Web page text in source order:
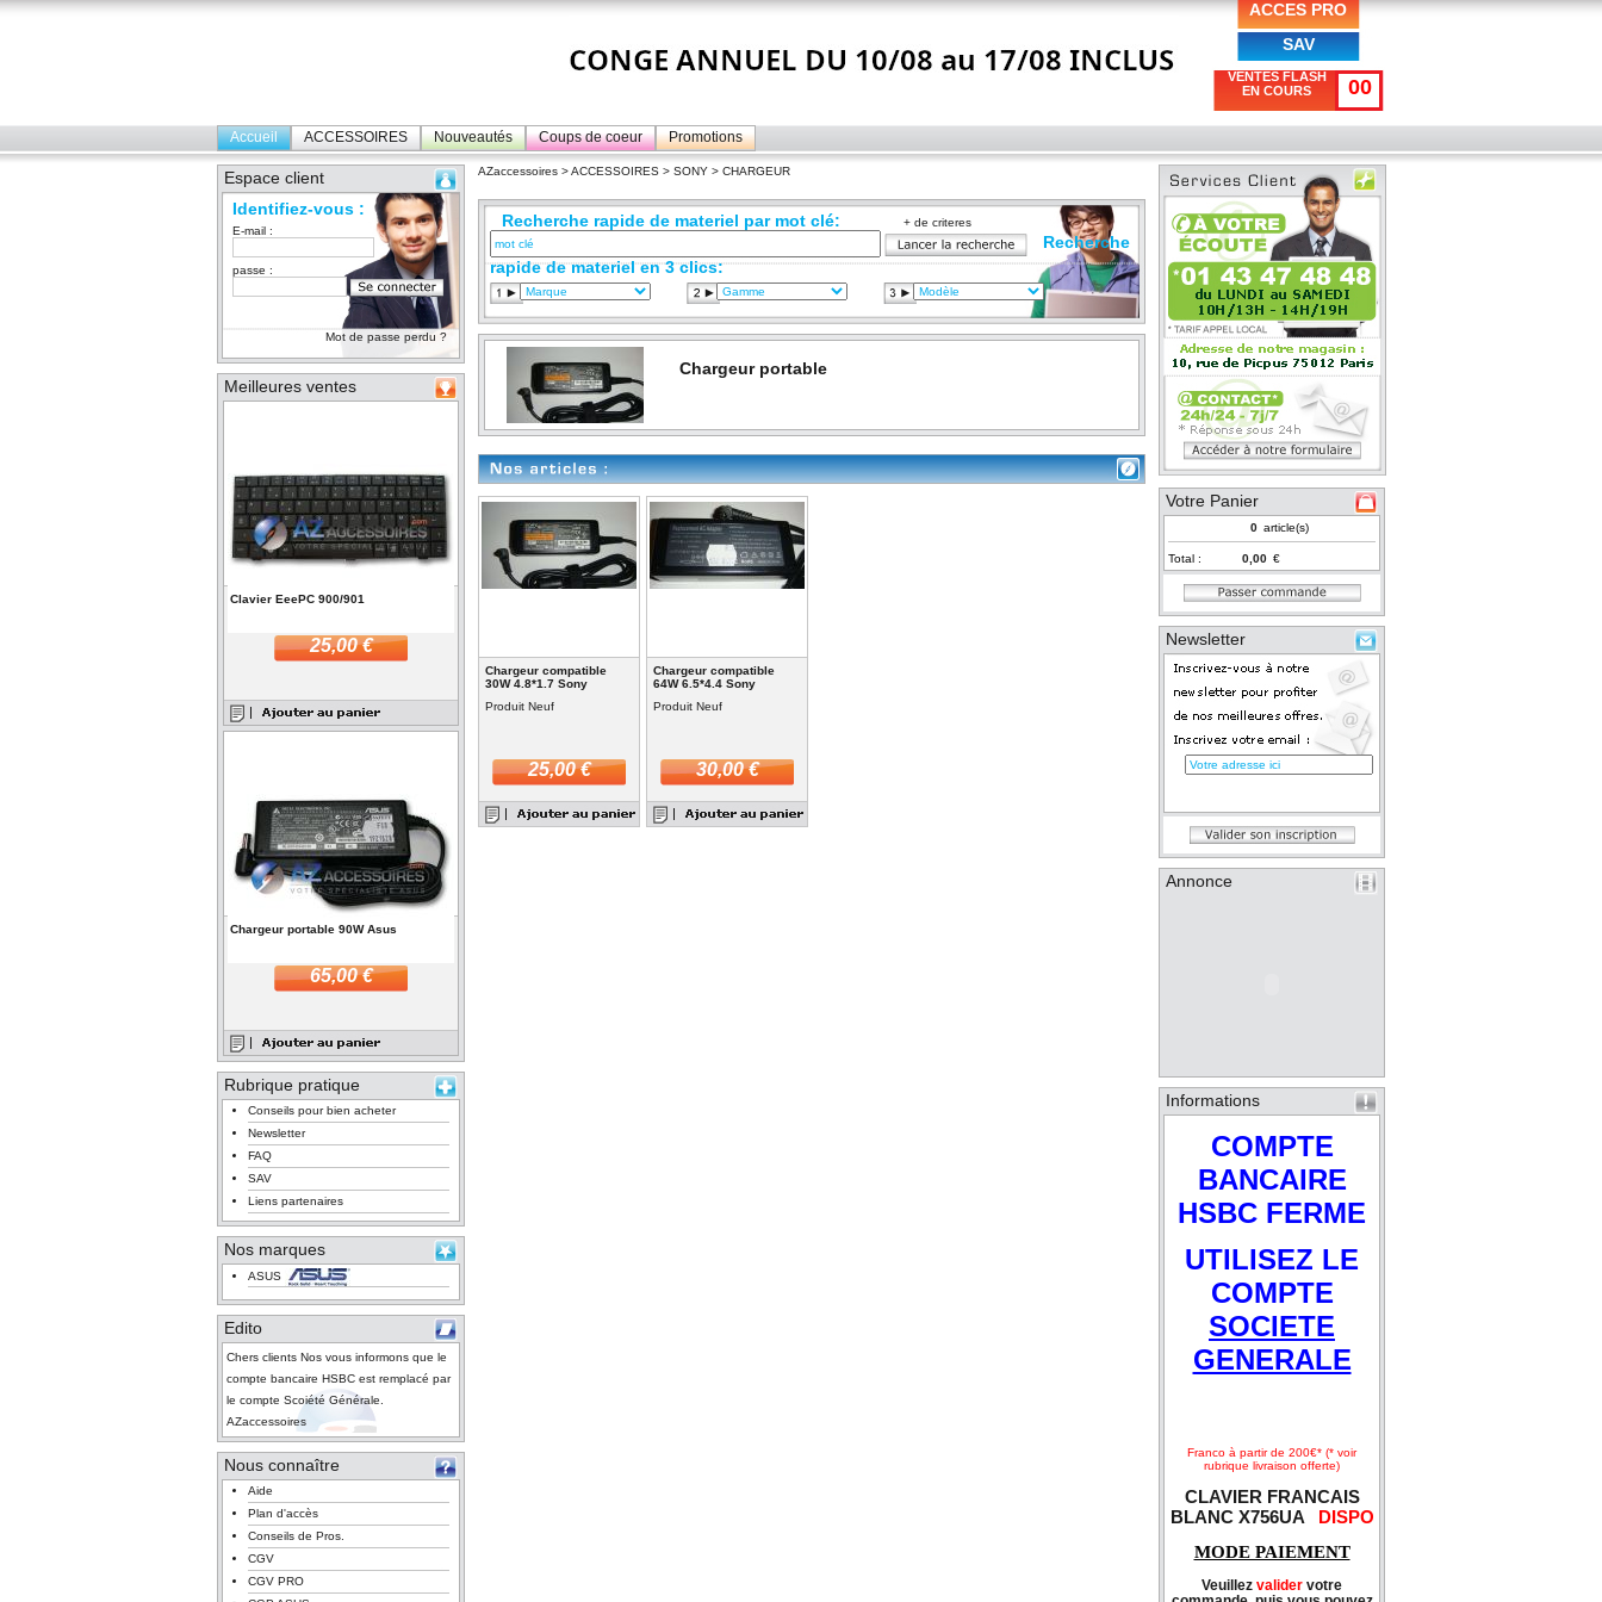
ACCES PRO
SAV
VENTES FLASH
EN COURS
00
Accueil ACCESSOIRES Nouveautés Coups de coeur Promotions
Espace client
Identifiez-vous :
E-mail :
passe :
Mot de passe perdu ?
Meilleures ventes
Clavier EeePC 900/901
25,00 €
Chargeur portable 90W Asus
65,00 €
Rubrique pratique
Conseils pour bien acheter
Newsletter
FAQ
SAV
Liens partenaires
Nos marques
ASUS
Edito
Chers clients Nos vous informons que le
compte bancaire HSBC est remplacé par
le compte Scoiété Générale.
AZaccessoires
Nous connaître
Aide
Plan d'accès
Conseils de Pros.
CGV
CGV PRO
AZaccessoires >ACCESSOIRES > SONY > CHARGEUR
Recherche rapide de materiel par mot clé: + de criteres
Recherche
rapide de materiel en 3 clics:
Chargeur portable
Chargeur compatible
30W 4.8*1.7 Sony
Produit Neuf
25,00 €
Chargeur compatible
64W 6.5*4.4 Sony
Produit Neuf
30,00 €
Votre Panier
article(s)
Total : €
Newsletter
Annonce
Informations
COMPTE
BANCAIRE
HSBC FERME
UTILISEZ LE
COMPTE
SOCIETE
GENERALE
Franco à partir de 200€* (* voir
rubrique livraison offerte)
CLAVIER FRANCAIS
BLANC X756UA DISPO
MODE PAIEMENT
Veuillez valider votre